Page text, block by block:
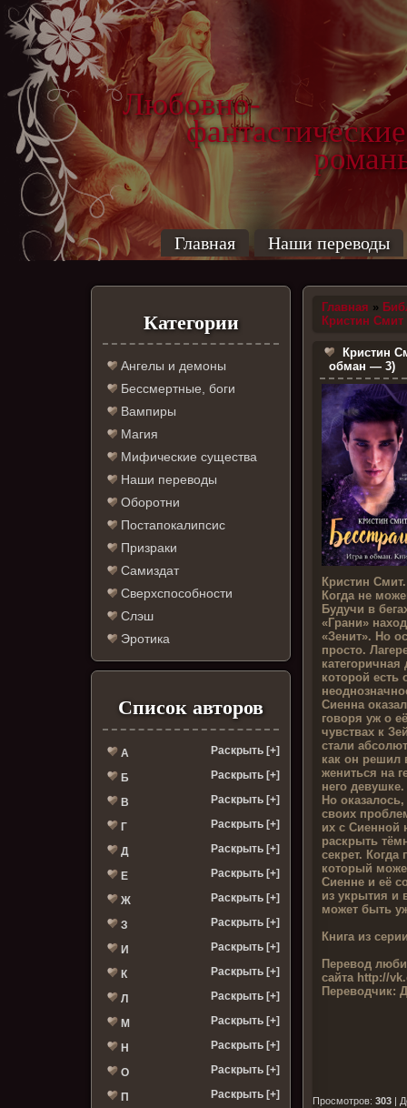
Любовно-
фантастические
Главная Наши переводы
Категории
Ангелы и демоны
Бессмертные, боги
Вампиры
Магия
Мифические существа
Наши переводы
Оборотни
Постапокалипсис
Призраки
Самиздат
Сверхспособности
Слэш
Эротика
Список авторов
А Раскрыть [+]
Б Раскрыть [+]
В Раскрыть [+]
Г Раскрыть [+]
Д Раскрыть [+]
Е Раскрыть [+]
Ж Раскрыть [+]
З Раскрыть [+]
И Раскрыть [+]
К Раскрыть [+]
Л Раскрыть [+]
М Раскрыть [+]
Н Раскрыть [+]
О Раскрыть [+]
П Раскрыть [+]
Главная »
Кристин Смит
Кристин
обман — 3)
Кристин Смит.
Когда не
Будучи в
«Грани»
«Зенит». Но
просто.
которой есть
Сиенна
говоря уж о
чувствах к
стали
как он решил
жениться на
него девушке.
Но
своих
их с Сиенной
раскрыть
секрет. Когда
который
Сиенне и её
из укрытия и
может быть
Книга из
Перевод
сайта http://
Переводчик:
Просмотров:303 |